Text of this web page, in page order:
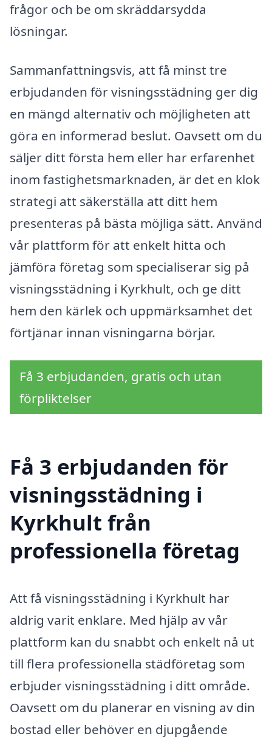
frågor och be om skräddarsydda
lösningar.
Sammanfattningsvis, att få minst tre
erbjudanden för visningsstädning ger dig
en mängd alternativ och möjligheten att
göra en informerad beslut. Oavsett om du
säljer ditt första hem eller har erfarenhet
inom fastighetsmarknaden, är det en klok
strategi att säkerställa att ditt hem
presenteras på bästa möjliga sätt. Använd
vår plattform för att enkelt hitta och
jämföra företag som specialiserar sig på
visningsstädning i Kyrkhult, och ge ditt
hem den kärlek och uppmärksamhet det
förtjänar innan visningarna börjar.
Få 3 erbjudanden, gratis och utan
förpliktelser
Få 3 erbjudanden för
visningsstädning i
Kyrkhult från
professionella företag
Att få visningsstädning i Kyrkhult har
aldrig varit enklare. Med hjälp av vår
plattform kan du snabbt och enkelt nå ut
till flera professionella städföretag som
erbjuder visningsstädning i ditt område.
Oavsett om du planerar en visning av din
bostad eller behöver en djupgående